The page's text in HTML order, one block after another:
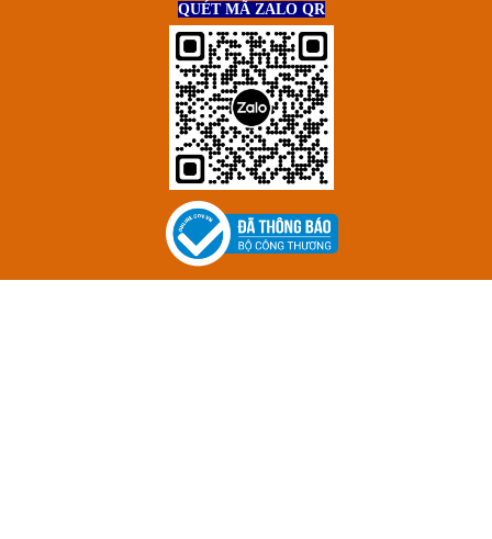
QUÉT MÃ ZALO QR